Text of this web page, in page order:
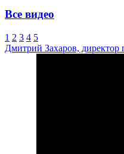
Все видео
1 2 3 4 5
Дмитрий Захаров,